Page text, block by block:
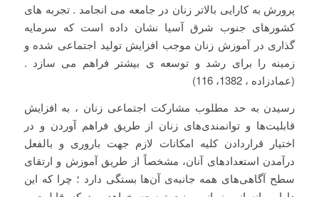
پرورش به کارایی بالاتر زنان در جامعه می انجامد . تجربه های
کشورهای جنوب شرق آسیا نشان داده است که سرمایه
گذاری در آموزش زنان موجب افزایش تولید اجتماعی شده و
زمینه را برای رشد و توسعه ی بیشتر فراهم می سازد .
(عمادزاده ، 1382، 116)
رسیدن به حد مطلوب مشارکت اجتماعی زنان ، به افزایش
قابلیت‌ها و توانمندی‌های زنان از طریق فراهم آوردن و در
اختیار قراردادن کلیه امکانات لازم جهت باروری و بالفعل
درآمدن استعدادهای آنان، مشخصاً از طریق آموزش و ارتقای
سطح آگاهی‌های همه جانبه‌ی آن‌ها بستگی دارد ؛ چرا که این